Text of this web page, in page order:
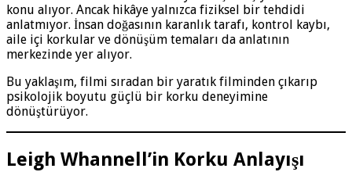
konu alıyor. Ancak hikâye yalnızca fiziksel bir tehdidi
anlatmıyor. İnsan doğasının karanlık tarafı, kontrol kaybı,
aile içi korkular ve dönüşüm temaları da anlatının
merkezinde yer alıyor.
Bu yaklaşım, filmi sıradan bir yaratık filminden çıkarıp
psikolojik boyutu güçlü bir korku deneyimine
dönüştürüyor.
Leigh Whannell’in Korku Anlayışı